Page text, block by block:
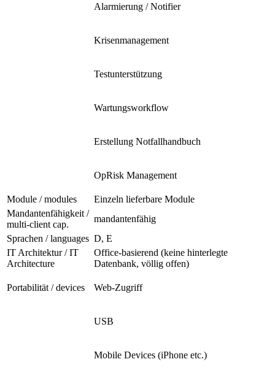
Alarmierung / Notifier
Krisenmanagement
Testunterstützung
Wartungsworkflow
Erstellung Notfallhandbuch
OpRisk Management
Module / modules
Einzeln lieferbare Module
Mandantenfähigkeit /
multi-client cap.
mandantenfähig
Sprachen / languages D, E
IT Architektur / IT
Architecture
Office-basierend (keine hinterlegte
Datenbank, völlig offen)
Portabilität / devices Web-Zugriff
USB
Mobile Devices (iPhone etc.)